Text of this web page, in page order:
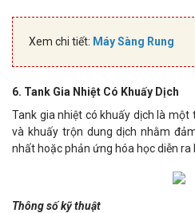
Xem chi tiết: Máy Sàng Rung
6. Tank Gia Nhiệt Có Khuấy Dịch
Tank gia nhiệt có khuấy dịch là một
và khuấy trộn dung dịch nhằm
nhất hoặc phản ứng hóa học diễn ra
Thông số kỹ thuật